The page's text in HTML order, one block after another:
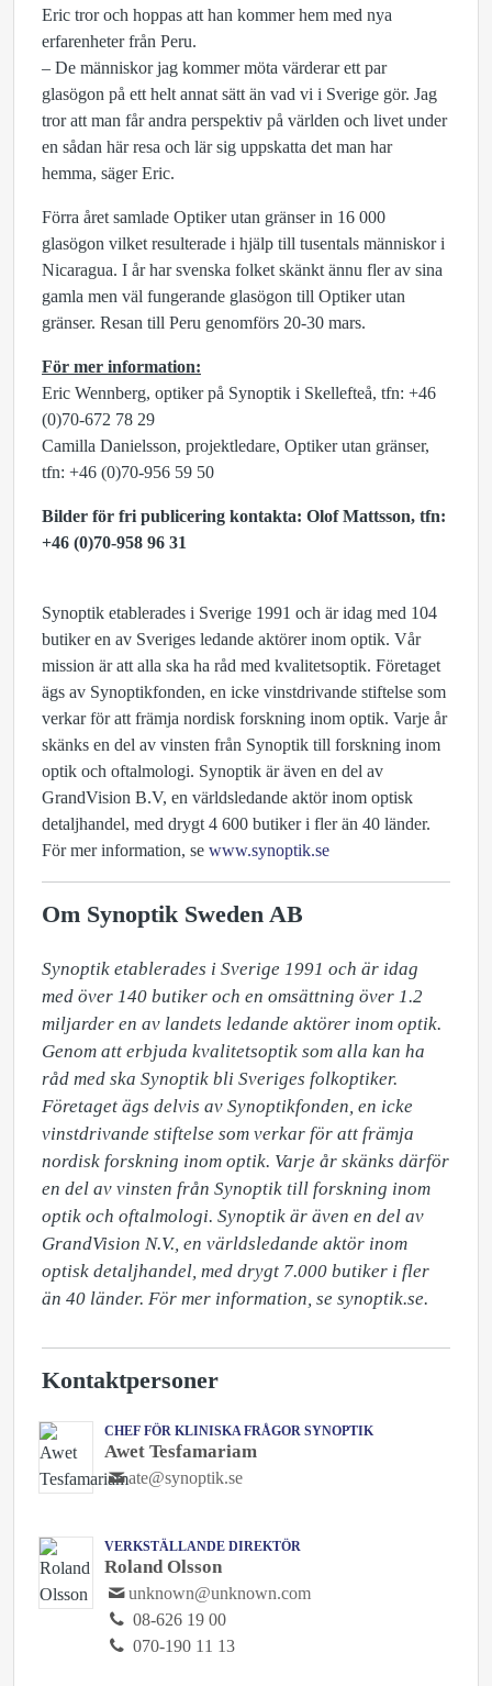
Eric tror och hoppas att han kommer hem med nya
erfarenheter från Peru.
– De människor jag kommer möta värderar ett par
glasögon på ett helt annat sätt än vad vi i Sverige gör. Jag
tror att man får andra perspektiv på världen och livet under
en sådan här resa och lär sig uppskatta det man har
hemma, säger Eric.
Förra året samlade Optiker utan gränser in 16 000
glasögon vilket resulterade i hjälp till tusentals människor i
Nicaragua. I år har svenska folket skänkt ännu fler av sina
gamla men väl fungerande glasögon till Optiker utan
gränser. Resan till Peru genomförs 20-30 mars.
För mer information:
Eric Wennberg, optiker på Synoptik i Skellefteå, tfn: +46
(0)70-672 78 29
Camilla Danielsson, projektledare, Optiker utan gränser,
tfn: +46 (0)70-956 59 50
Bilder för fri publicering kontakta: Olof Mattsson, tfn:
+46 (0)70-958 96 31
Synoptik etablerades i Sverige 1991 och är idag med 104
butiker en av Sveriges ledande aktörer inom optik. Vår
mission är att alla ska ha råd med kvalitetsoptik. Företaget
ägs av Synoptikfonden, en icke vinstdrivande stiftelse som
verkar för att främja nordisk forskning inom optik. Varje år
skänks en del av vinsten från Synoptik till forskning inom
optik och oftalmologi. Synoptik är även en del av
GrandVision B.V, en världsledande aktör inom optisk
detaljhandel, med drygt 4 600 butiker i fler än 40 länder.
För mer information, se www.synoptik.se
Om Synoptik Sweden AB
Synoptik etablerades i Sverige 1991 och är idag
med över 140 butiker och en omsättning över 1.2
miljarder en av landets ledande aktörer inom optik.
Genom att erbjuda kvalitetsoptik som alla kan ha
råd med ska Synoptik bli Sveriges folkoptiker.
Företaget ägs delvis av Synoptikfonden, en icke
vinstdrivande stiftelse som verkar för att främja
nordisk forskning inom optik. Varje år skänks därför
en del av vinsten från Synoptik till forskning inom
optik och oftalmologi. Synoptik är även en del av
GrandVision N.V., en världsledande aktör inom
optisk detaljhandel, med drygt 7.000 butiker i fler
än 40 länder. För mer information, se synoptik.se.
Kontaktpersoner
CHEF FÖR KLINISKA FRÅGOR SYNOPTIK
Awet Tesfamariam
ate@synoptik.se
VERKSTÄLLANDE DIREKTÖR
Roland Olsson
unknown@unknown.com
08-626 19 00
070-190 11 13